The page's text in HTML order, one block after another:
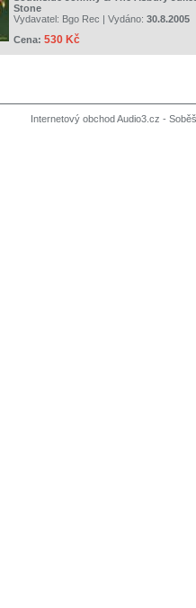
Stone
Vydavatel: Bgo Rec | Vydáno: 30.8.2005
Cena: 530 Kč
Internetový obchod Audio3.cz -